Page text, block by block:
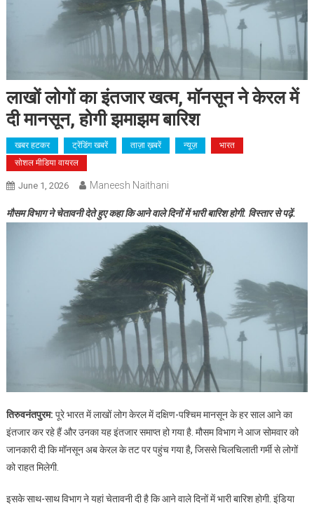
लाखों लोगों का इंतजार खत्म, मॉनसून ने केरल में
दी मानसून, होगी झमाझम बारिश
खबर हटकर ट्रेंडिंग खबरें ताज़ा ख़बरें न्यूज़
भारत
सोशल मीडिया वायरल
June 1, 2026 Maneesh Naithani
मौसम विभाग ने चेतावनी देते हुए कहा कि आने वाले दिनों में भारी बारिश होगी. विस्तार से पढ़ें.
तिरुवनंतपुरम: पूरे भारत में लाखों लोग केरल में दक्षिण-पश्चिम मानसून के हर साल आने का
इंतजार कर रहे हैं और उनका यह इंतजार समाप्त हो गया है. मौसम विभाग ने आज सोमवार को
जानकारी दी कि मॉनसून अब केरल के तट पर पहुंच गया है, जिससे चिलचिलाती गर्मी से लोगों
को राहत मिलेगी.
इसके साथ-साथ विभाग ने यहां चेतावनी दी है कि आने वाले दिनों में भारी बारिश होगी. इंडिया